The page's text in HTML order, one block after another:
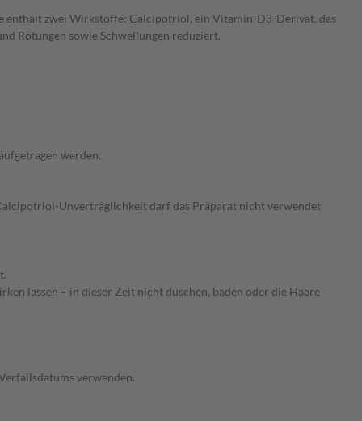
enthält zwei Wirkstoffe: Calcipotriol, ein Vitamin-D3-Derivat, das
Rötungen sowie Schwellungen reduziert.
werden.
Unverträglichkeit darf das Präparat nicht verwendet
lassen – in dieser Zeit nicht duschen, baden oder die Haare
verwenden.